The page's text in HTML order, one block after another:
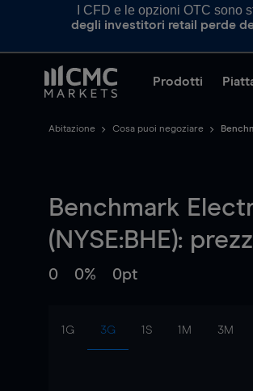
I CFD e le opzioni OTC sono
degli investitori retail perde
Prodotti
Abitazione Cosa puoi negoziare
Benchmark
(NYSE:BHE):
0 0% 0pt
1G 3G 1S 1M 3M